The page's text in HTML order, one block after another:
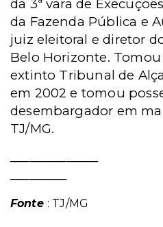
da 3ª vara de
da Fazenda Pública e
juiz eleitoral e diretor
Belo Horizonte.
extinto Tribunal de
em 2002 e tomou
desembargador em
TJ/MG.
Fonte : TJ/MG